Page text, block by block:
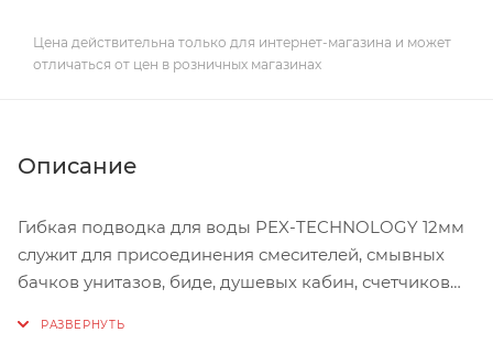
Цена действительна только для интернет-магазина и может
отличаться от цен в розничных магазинах
Описание
Гибкая подводка для воды PEX-TECHNOLOGY 12мм
служит для присоединения смесителей, смывных
бачков унитазов, биде, душевых кабин, счетчиков